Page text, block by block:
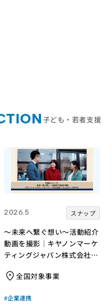
子ども・若者支援
2026.5 スナップ
～未来へ繋ぐ想い～活動紹介
動画を撮影｜キヤノンマーケ
ティングジャパン株式会社×
全国対象事業
#企業連携